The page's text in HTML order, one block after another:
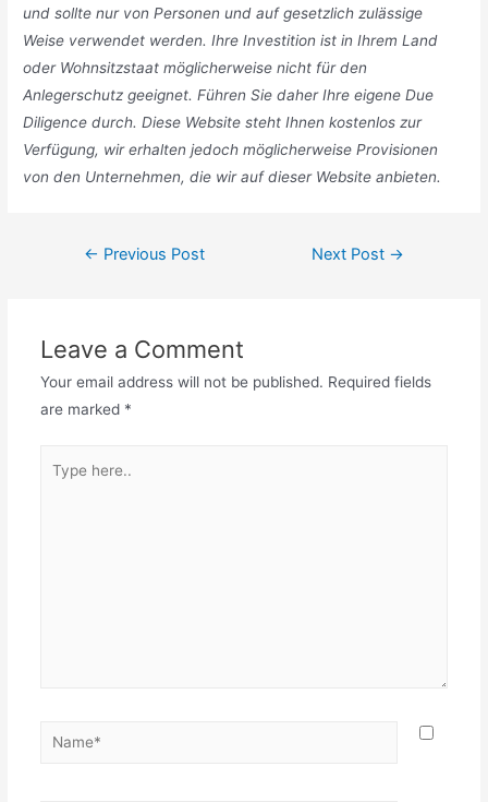
und sollte nur von Personen und auf gesetzlich zulässige
Weise verwendet werden. Ihre Investition ist in Ihrem Land
oder Wohnsitzstaat möglicherweise nicht für den
Anlegerschutz geeignet. Führen Sie daher Ihre eigene Due
Diligence durch. Diese Website steht Ihnen kostenlos zur
Verfügung, wir erhalten jedoch möglicherweise Provisionen
von den Unternehmen, die wir auf dieser Website anbieten.
Post← Previous Post Next Post →
Leave a Comment
Your email address will not be published. Required fields
are marked *
here..
Name*